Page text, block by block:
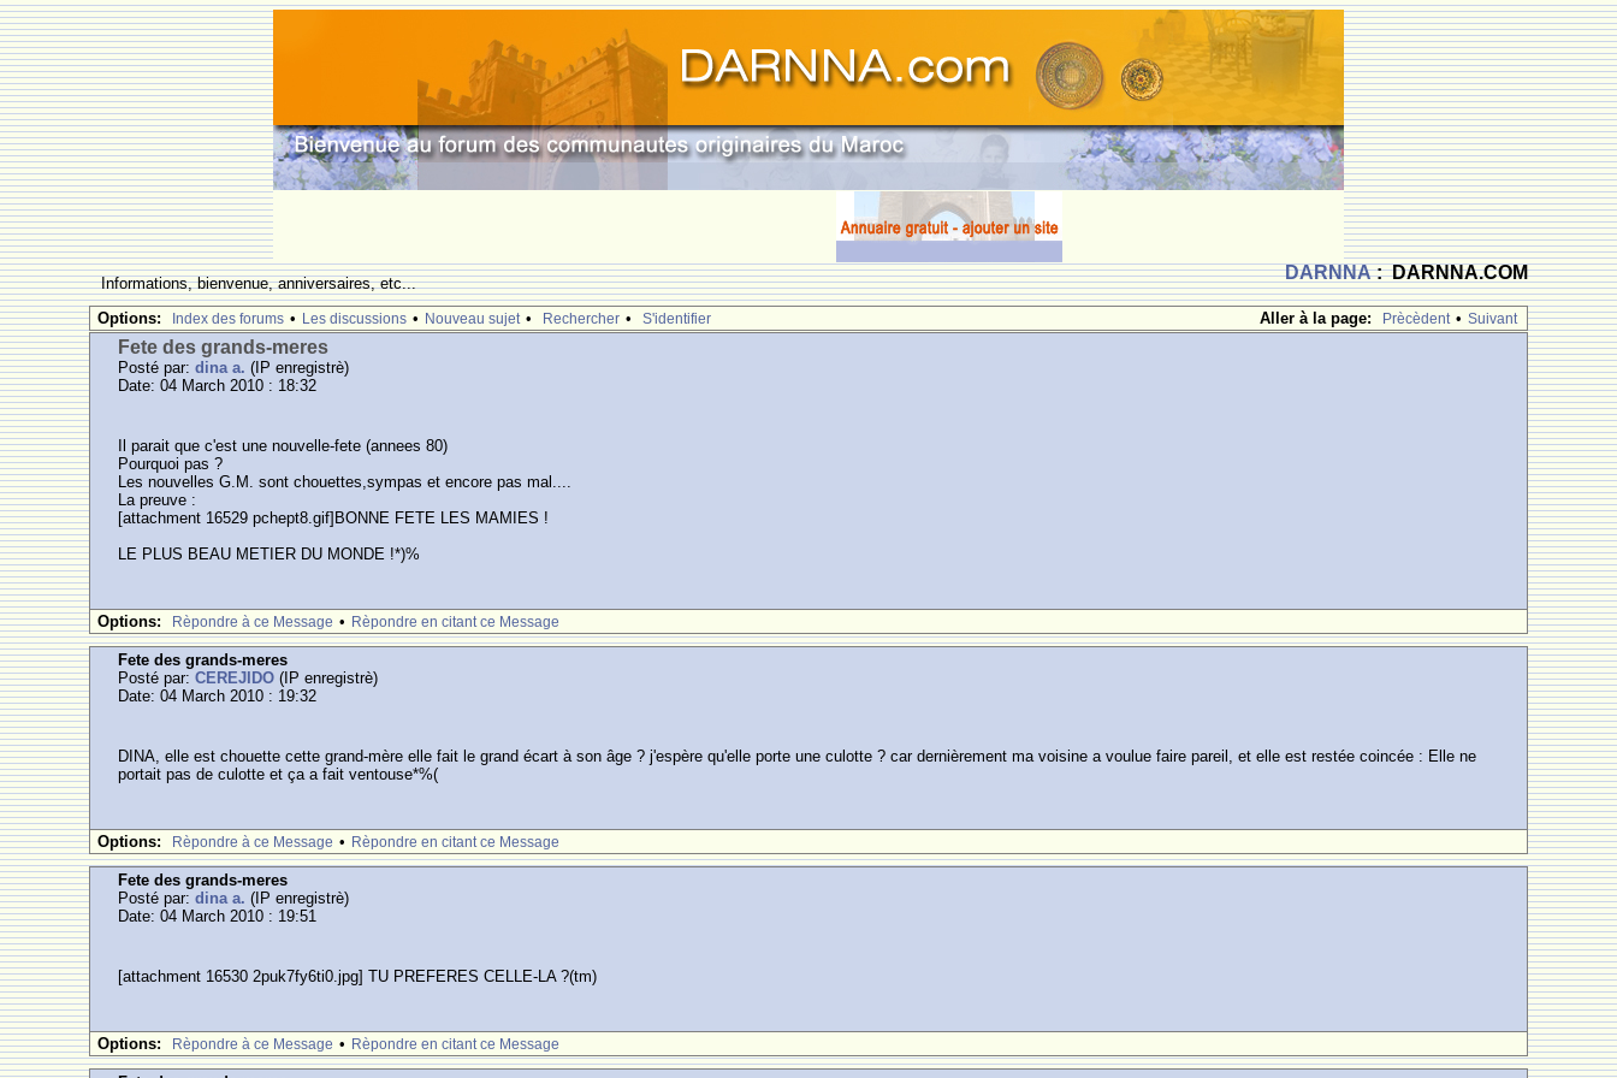
DARNNA: DARNNA.COM
Informations, bienvenue, anniversaires, etc...
Aller à la page:
Prècèdent • Suivant
Options: Index des forums • Les discussions • Nouveau sujet • Rechercher • S'identifier
Fete des grands-meres
Posté par:dina a. (IP enregistrè)
Date: 04 March 2010 : 18:32
Il parait que c'est une nouvelle-fete (annees 80)
Pourquoi pas ?
Les nouvelles G.M. sont chouettes,sympas et encore pas mal....
La preuve :
[attachment 16529 pchept8.gif]BONNE FETE LES MAMIES !
LE PLUS BEAU METIER DU MONDE !*)%
Options: Rèpondre à ce Message • Rèpondre en citant ce Message
Fete des grands-meres
Posté par:CEREJIDO (IP enregistrè)
Date: 04 March 2010 : 19:32
DINA, elle est chouette cette grand-mère elle fait le grand écart à son âge ? j'espère qu'elle porte une culotte ? car dernièrement ma voisine a voulue faire pareil, et elle est restée coincée : Elle ne
portait pas de culotte et ça a fait ventouse*%(
Options: Rèpondre à ce Message • Rèpondre en citant ce Message
Fete des grands-meres
Posté par:dina a. (IP enregistrè)
Date: 04 March 2010 : 19:51
[attachment 16530 2puk7fy6ti0.jpg] TU PREFERES CELLE-LA ?(tm)
Options: Rèpondre à ce Message • Rèpondre en citant ce Message